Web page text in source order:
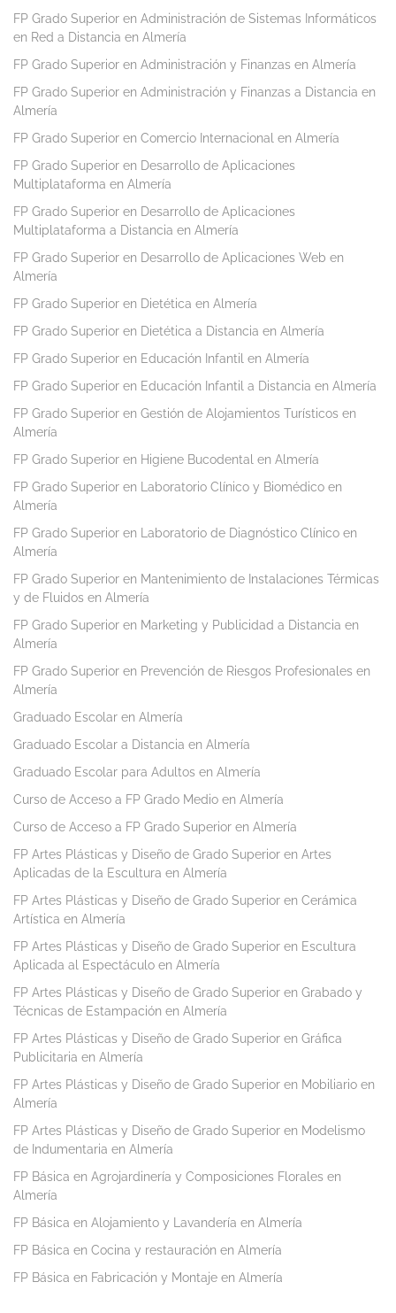
FP Grado Superior en Administración de Sistemas Informáticos
en Red a Distancia en Almería
FP Grado Superior en Administración y Finanzas en Almería
FP Grado Superior en Administración y Finanzas a Distancia en
Almería
FP Grado Superior en Comercio Internacional en Almería
FP Grado Superior en Desarrollo de Aplicaciones
Multiplataforma en Almería
FP Grado Superior en Desarrollo de Aplicaciones
Multiplataforma a Distancia en Almería
FP Grado Superior en Desarrollo de Aplicaciones Web en
Almería
FP Grado Superior en Dietética en Almería
FP Grado Superior en Dietética a Distancia en Almería
FP Grado Superior en Educación Infantil en Almería
FP Grado Superior en Educación Infantil a Distancia en Almería
FP Grado Superior en Gestión de Alojamientos Turísticos en
Almería
FP Grado Superior en Higiene Bucodental en Almería
FP Grado Superior en Laboratorio Clínico y Biomédico en
Almería
FP Grado Superior en Laboratorio de Diagnóstico Clínico en
Almería
FP Grado Superior en Mantenimiento de Instalaciones Térmicas
y de Fluidos en Almería
FP Grado Superior en Marketing y Publicidad a Distancia en
Almería
FP Grado Superior en Prevención de Riesgos Profesionales en
Almería
Graduado Escolar en Almería
Graduado Escolar a Distancia en Almería
Graduado Escolar para Adultos en Almería
Curso de Acceso a FP Grado Medio en Almería
Curso de Acceso a FP Grado Superior en Almería
FP Artes Plásticas y Diseño de Grado Superior en Artes
Aplicadas de la Escultura en Almería
FP Artes Plásticas y Diseño de Grado Superior en Cerámica
Artística en Almería
FP Artes Plásticas y Diseño de Grado Superior en Escultura
Aplicada al Espectáculo en Almería
FP Artes Plásticas y Diseño de Grado Superior en Grabado y
Técnicas de Estampación en Almería
FP Artes Plásticas y Diseño de Grado Superior en Gráfica
Publicitaria en Almería
FP Artes Plásticas y Diseño de Grado Superior en Mobiliario en
Almería
FP Artes Plásticas y Diseño de Grado Superior en Modelismo
de Indumentaria en Almería
FP Básica en Agrojardinería y Composiciones Florales en
Almería
FP Básica en Alojamiento y Lavandería en Almería
FP Básica en Cocina y restauración en Almería
FP Básica en Fabricación y Montaje en Almería